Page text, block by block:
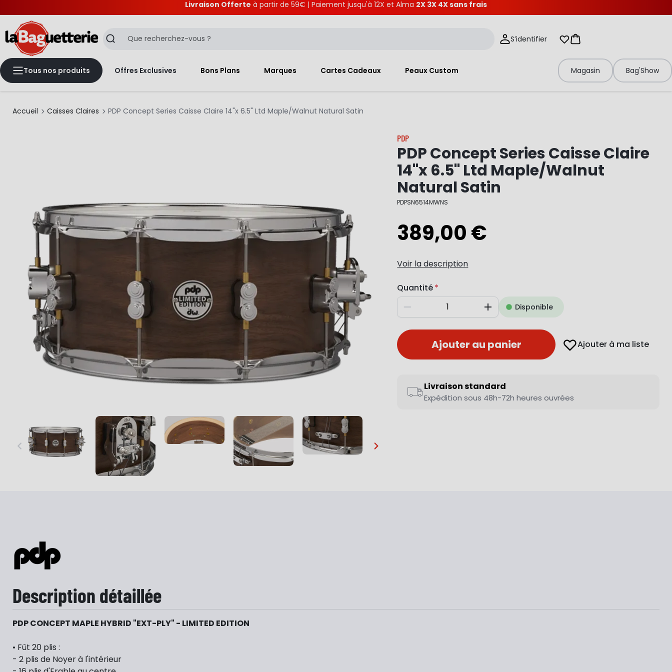
Livraison Offerte à partir de 59€ | Paiement jusqu'à 12X et Alma 2X 3X 4X sans frais
Recherche S’identifier Mes listes d'envies
Panier
Tous nos produits Offres Exclusives Bons Plans Marques Cartes Cadeaux Peaux Custom Magasin Bag'Show
Accueil Caisses Claires PDP Concept Series Caisse Claire 14"x 6.5" Ltd Maple/Walnut Natural Satin
… …
PDP
PDP Concept Series Caisse Claire
14"x 6.5" Ltd Maple/Walnut
Natural Satin
PDPSN6514MWNS
389,00 €
Voir la description
Quantité
Diminuer AugmenterDisponible
Ajouter au panier Ajouter à ma liste
Livraison standard
Expédition sous 48h-72h heures ouvrées
Description détaillée
PDP CONCEPT MAPLE HYBRID "EXT-PLY" - LIMITED EDITION
• Fût 20 plis :
- 2 plis de Noyer à l'intérieur